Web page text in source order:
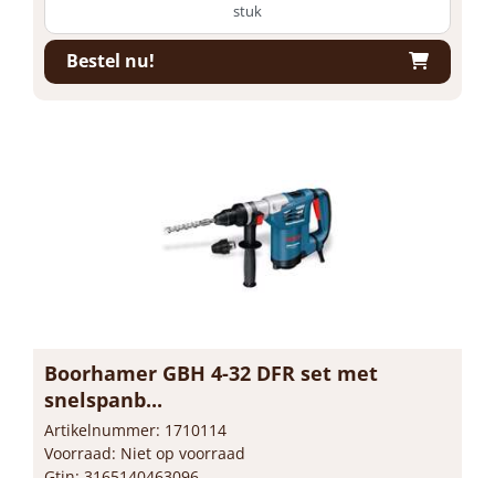
stuk
Bestel nu!
Boorhamer GBH 4-32 DFR set met
snelspanb...
Artikelnummer: 1710114
Voorraad: Niet op voorraad